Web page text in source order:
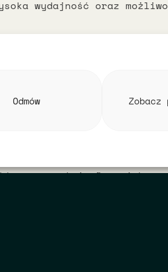
Odmów
wydajność oraz
firmy
prezentuje firmę jako
QAbird®.